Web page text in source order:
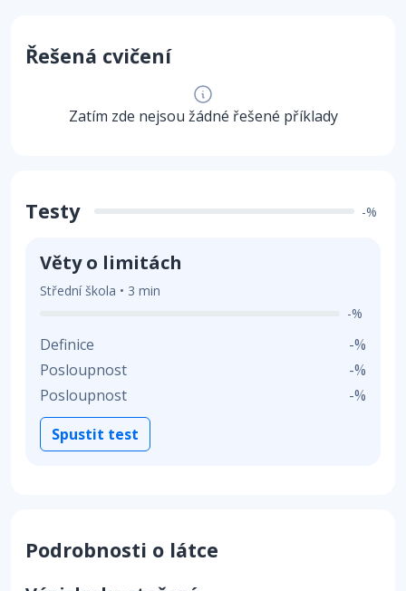
Řešená cvičení
Zatím zde nejsou žádné řešené příklady
Testy -%
Věty o limitách
Střední škola • 3 min
-%
Definice
-%
Posloupnost
-%
Posloupnost
-%
Spustit test
Podrobnosti o látce